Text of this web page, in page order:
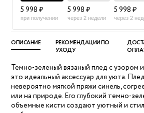
5 998 ₽
при получении
5 998 ₽
через 2 недели
5 998 ₽
через 2
ОПИСАНИЕ
РЕКОМЕНДАЦИИ ПО
УХОДУ
Темно-зеленый вязаный плед с узором
это идеальный аксессуар для уюта.
невероятно мягкой пряжи синель,
или на природе. Его глубокий темно-
объемные кисти создают уютный и